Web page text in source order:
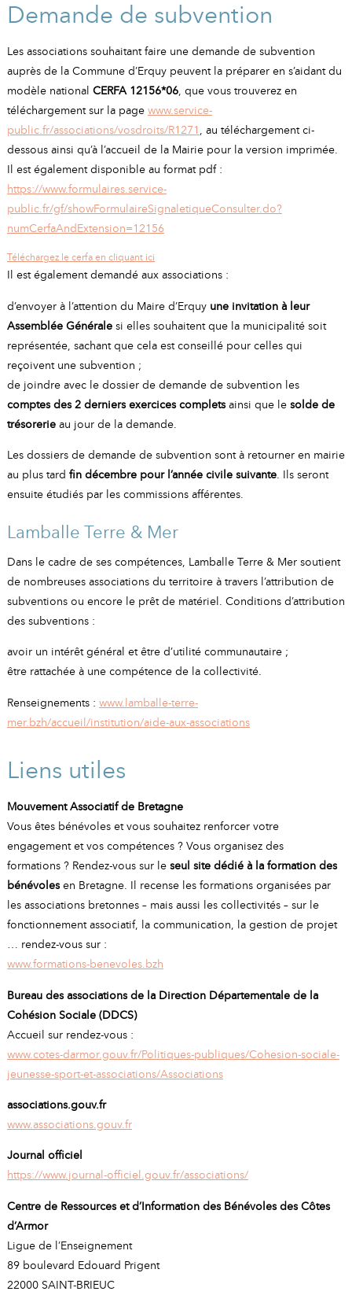
Demande de subvention
Les associations souhaitant faire une demande de subvention
auprès de la Commune d’Erquy peuvent la préparer en s’aidant du
modèle national CERFA 12156*06, que vous trouverez en
téléchargement sur la page www.service-
public.fr/associations/vosdroits/R1271 , au téléchargement ci-
dessous ainsi qu’à l’accueil de la Mairie pour la version imprimée.
Il est également disponible au format pdf :
https://www.formulaires.service-
public.fr/gf/showFormulaireSignaletiqueConsulter.do?
numCerfaAndExtension=12156
Téléchargez le cerfa en cliquant ici
Il est également demandé aux associations :
d’envoyer à l’attention du Maire d’Erquy une invitation à leur
Assemblée Généralesi elles souhaitent que la municipalité soit
représentée, sachant que cela est conseillé pour celles qui
reçoivent une subvention ;
de joindre avec le dossier de demande de subvention les
comptes des 2 derniers exercices completsainsi que le solde de
trésorerieau jour de la demande.
Les dossiers de demande de subvention sont à retourner en mairie
au plus tard fin décembre pour l’année civile suivante. Ils seront
ensuite étudiés par les commissions afférentes.
Lamballe Terre & Mer
Dans le cadre de ses compétences, Lamballe Terre & Mer soutient
de nombreuses associations du territoire à travers l’attribution de
subventions ou encore le prêt de matériel. Conditions d’attribution
des subventions :
avoir un intérêt général et être d’utilité communautaire ;
être rattachée à une compétence de la collectivité.
Renseignements : www.lamballe-terre-
mer.bzh/accueil/institution/aide-aux-associations
Liens utiles
Mouvement Associatif de Bretagne
Vous êtes bénévoles et vous souhaitez renforcer votre
engagement et vos compétences ? Vous organisez des
formations ? Rendez-vous sur le seul site dédié à la formation des
bénévolesen Bretagne. Il recense les formations organisées par
les associations bretonnes – mais aussi les collectivités – sur le
fonctionnement associatif, la communication, la gestion de projet
… rendez-vous sur :
www.formations-benevoles.bzh
Bureau des associations de la Direction Départementale de la
Cohésion Sociale (DDCS)
Accueil sur rendez-vous :
www.cotes-darmor.gouv.fr/Politiques-publiques/Cohesion-sociale-
jeunesse-sport-et-associations/Associations
associations.gouv.fr
www.associations.gouv.fr
Journal officiel
https://www.journal-officiel.gouv.fr/associations/
Centre de Ressources et d’Information des Bénévoles des Côtes
d’Armor
Ligue de l’Enseignement
89 boulevard Edouard Prigent
22000 SAINT-BRIEUC